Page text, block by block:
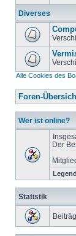
Diverses
Alle Cookies des
Foren-
Wer ist online?
Der
Statistik